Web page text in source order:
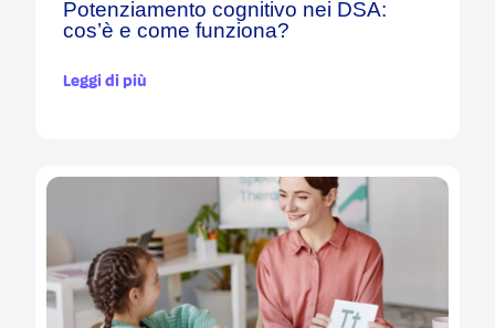
Potenziamento cognitivo nei DSA:
cos’è e come funziona?
Leggi di più